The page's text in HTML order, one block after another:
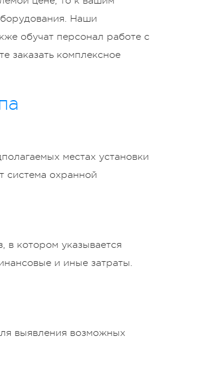
Наши
обучат персонал работе с
заказать комплексное
местах установки
система охранной
в котором указывается
и иные затраты.
выявления возможных